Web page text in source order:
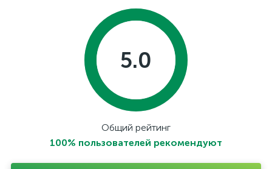
5.0
Общий рейтинг
100% пользователей рекомендуют